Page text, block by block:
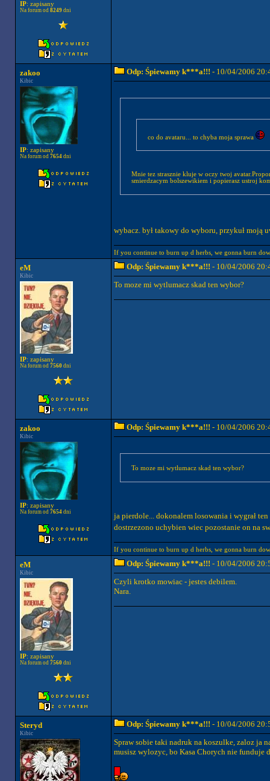
IP: zapisany
Na forum od 8249dni
zakoo
Kibic
IP: zapisany
Na forum od 7654dni
Odp: Śpiewamy k***a!!! - 10/04/2006
co do avataru... to chyba moja sprawa
Mnie tez strasznie kluje w oczy twoj avatar.Proponuje wiec abys najpierw go zmienił a potem biegnij na
smierdzacym bolszewikiem i popierasz ustroj
wybacz. był takowy do wyboru, przykuł moją
If you continue to burn up d herbs, we gonna burn
eM
Kibic
IP: zapisany
Na forum od 7560dni
Odp: Śpiewamy k***a!!! - 10/04/2006
To moze mi wytlumacz skad ten wybor?
zakoo
Kibic
IP: zapisany
Na forum od 7654dni
Odp: Śpiewamy k***a!!! - 10/04/2006
To moze mi wytlumacz skad ten wybor?
ja pierdole... dokonalem losowania i wygrał
dostrzezono uchybien wiec pozostanie on na
If you continue to burn up d herbs, we gonna burn
eM
Kibic
IP: zapisany
Na forum od 7560dni
Odp: Śpiewamy k***a!!! - 10/04/2006
Czyli krotko mowiac - jestes debilem.
Nara.
Steryd
Kibic
Odp: Śpiewamy k***a!!! - 10/04/2006
Spraw sobie taki nadruk na koszulke, zaloz ja
musisz wylozyc, bo Kasa Chorych nie funduje